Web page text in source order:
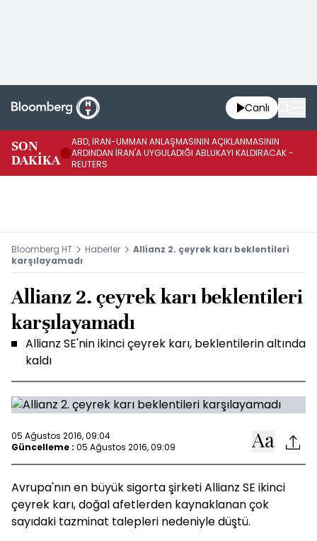
Canlı
SON
DAKİKA
ABD, İRAN-UMMAN ANLAŞMASININ AÇIKLANMASININ
ARDINDAN İRAN'A UYGULADIĞI ABLUKAYI KALDIRACAK -
REUTERS
Bloomberg HT Haberler
Allianz 2. çeyrek karı beklentileri
karşılayamadı
Allianz 2. çeyrek karı beklentileri
karşılayamadı
Allianz SE'nin ikinci çeyrek karı, beklentilerin altında
kaldı
05 Ağustos 2016, 09:04
Güncelleme : 05 Ağustos 2016, 09:09
Avrupa'nın en büyük sigorta şirketi Allianz SE ikinci
çeyrek karı, doğal afetlerden kaynaklanan çok
sayıdaki tazminat talepleri nedeniyle düştü.